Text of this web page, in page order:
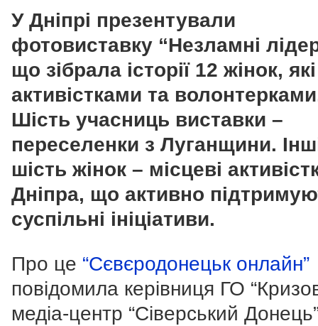
У Дніпрі презентували
фотовиставку “Незламні
що зібрала історії 12 жінок,
активістками та
Шість учасниць виставки –
переселенки з Луганщини.
шість жінок – місцеві
Дніпра, що активно
суспільні ініціативи.
Про це “Сєвєродонецьк онлайн”
повідомила керівниця ГО
медіа-центр “Сіверський